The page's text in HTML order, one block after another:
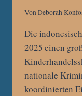
VonDeborah
Die
2025 einen
nationale
koordinierten